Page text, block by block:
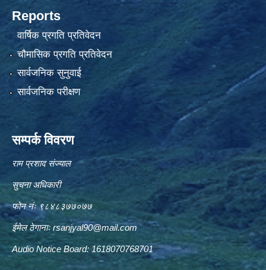
Reports
वार्षिक प्रगति प्रतिवेदन
चौमासिक प्रगति प्रतिवेदन
सार्वजनिक सुनुवाई
सार्वजनिक परीक्षण
सम्पर्क विवरण
राम प्रशाद संज्याल
सुचना अधिकारी
फोन नंः ९८४८३७७०७७
ईमेल ठेगानाःrsanjyal90@mail.com
Audio Notice Board: 1618070768701